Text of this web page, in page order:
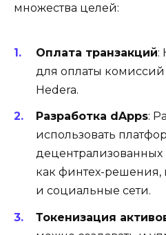
множества целей:
Оплата транзакций:
для оплаты комиссий
Hedera.
Разработка dApps:
использовать
как финтех-
и социальные сети.
Токенизация